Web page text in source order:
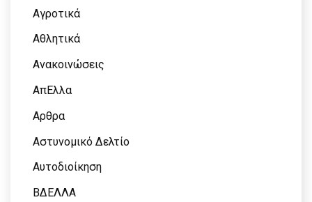
Αγροτικά
Αθλητικά
Ανακοινώσεις
ΑπΕλλα
Αρθρα
Αστυνομικό Δελτίο
Αυτοδιοίκηση
ΒΔΕΛΛΑ